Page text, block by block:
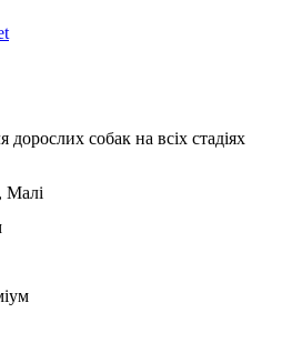
дорослих собак на всіх стадіях
Малі